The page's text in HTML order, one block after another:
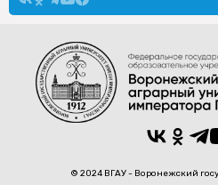
© 2024 ВГАУ - Воронежский